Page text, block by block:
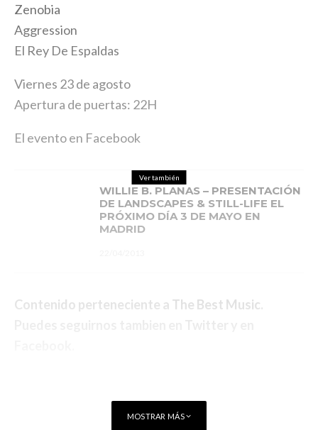
Zenobia
Aggression
El Rey De Espaldas
Viernes 23 de agosto
Apertura de puertas: 22H
El evento en Facebook
Ver también
WILLIE B. PLANAS – PRESENTACIÓN
DE LANDSCAPES & STILL-LIFE EL
PRÓXIMO DÍA 3 DE MAYO EN
MADRID
Contenido perteneciente a The Best Music.
MOSTRAR MÁS